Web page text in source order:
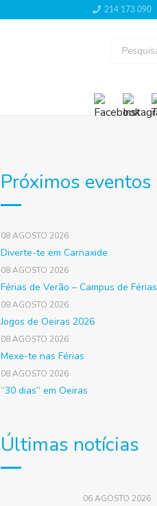
214 173 090
Próximos eventos
08 AGOSTO 2026
Diverte-te em Carnaxide
08 AGOSTO 2026
Férias de Verão – Campus de Férias
08 AGOSTO 2026
Jogos de Oeiras 2026
08 AGOSTO 2026
Mexe-te nas Férias
08 AGOSTO 2026
“30 dias” em Oeiras
Últimas notícias
06 AGOSTO 2026